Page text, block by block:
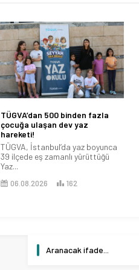
Büyükçekmece’de toprak
kaymasının yaşandığı bölgede
çalışmalar tamamlandı
Büyükçekmece’de meydana gelen
göçükte 2 kişinin toprak altında
kaldığı ihtimali...
04.08.2026 465